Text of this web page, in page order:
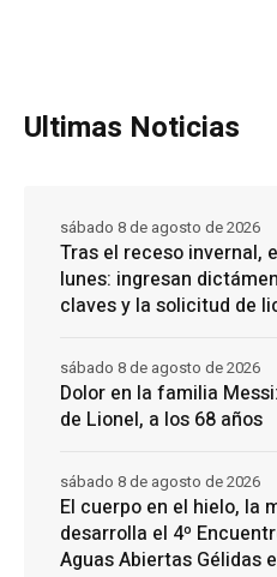
Ultimas Noticias
Tras el receso invernal,
lunes: ingresan
claves y la solicitud de
sábado 8 de agosto de 2026
Dolor en la familia
de Lionel, a los 68 años
sábado 8 de agosto de 2026
El cuerpo en el hielo, la
desarrolla el 4º
Aguas Abiertas Gélidas
sábado 8 de agosto de 2026